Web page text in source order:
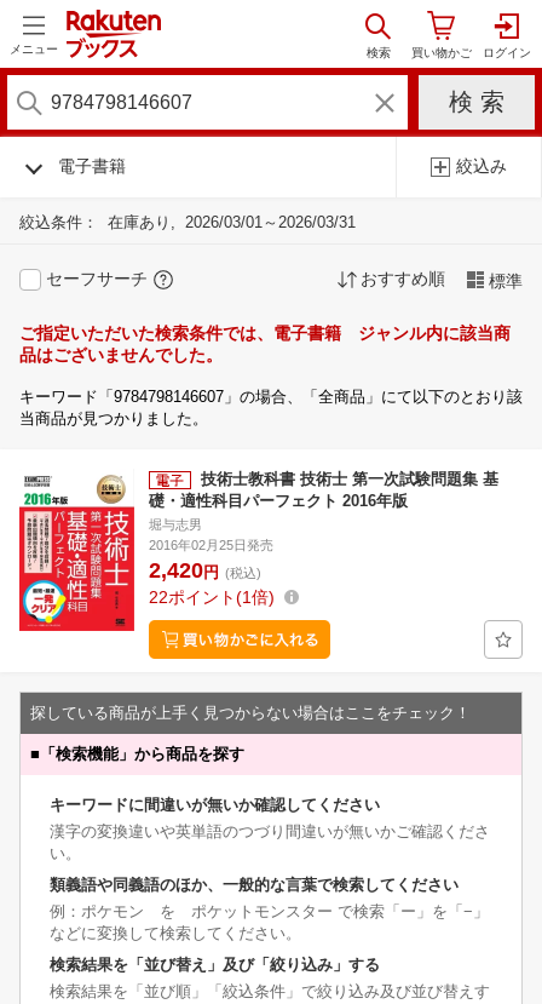
メニュー
電子書籍 絞込み
絞込条件： 在庫あり 2026/03/01～2026/03/31
セーフサーチ おすすめ順 標準
ご指定いただいた検索条件では、電子書籍 ジャンル内に該当商
品はございませんでした。
キーワード「9784798146607」の場合、「全商品」にて以下のとおり該
当商品が見つかりました。
技術士教科書 技術士 第一次試験問題集 基
礎・適性科目パーフェクト 2016年版
堀与志男
2016年02月25日発売
2,420円 (税込)
22ポイント 1倍
探している商品が上手く見つからない場合はここをチェック！
■ 「検索機能」から商品を探す
キーワードに間違いが無いか確認してください
漢字の変換違いや英単語のつづり間違いが無いかご確認くださ
い。
類義語や同義語のほか、一般的な言葉で検索してください
例：ポケモン を ポケットモンスター で検索「ー」を「−」
などに変換して検索してください。
検索結果を「並び替え」及び「絞り込み」する
検索結果を「並び順」「絞込条件」で絞り込み及び並び替えす